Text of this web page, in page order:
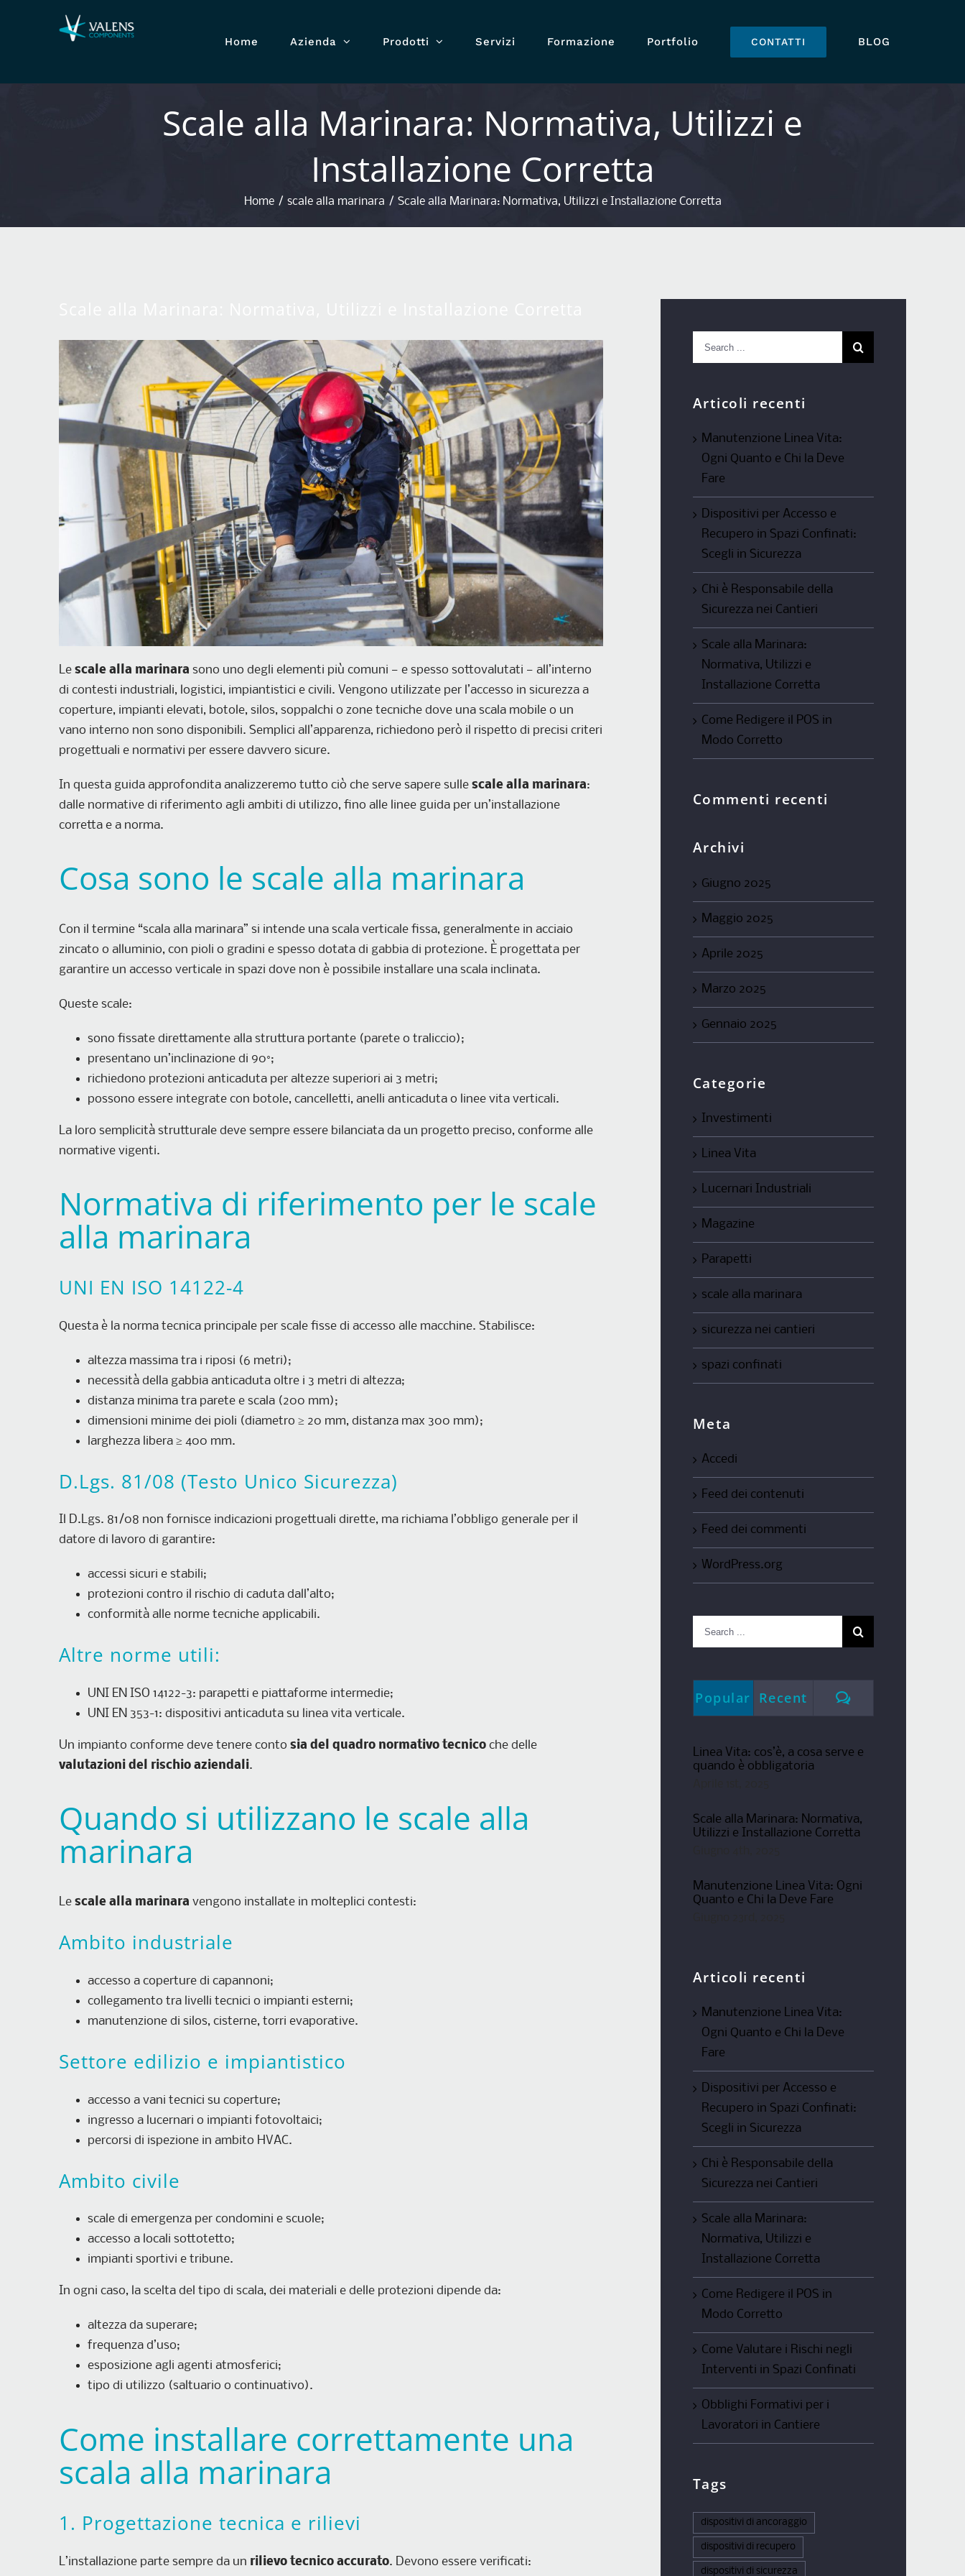
Home Azienda Prodotti Servizi Formazione Portfolio CONTATTI BLOG
Scale alla Marinara: Normativa, Utilizzi e
Installazione Corretta
Home / scale alla marinara / Scale alla Marinara: Normativa, Utilizzi e Installazione Corretta
Le scale alla marinara sono uno degli elementi più comuni — e spesso sottovalutati — all’interno
di contesti industriali, logistici, impiantistici e civili. Vengono utilizzate per l’accesso in sicurezza a
coperture, impianti elevati, botole, silos, soppalchi o zone tecniche dove una scala mobile o un
vano interno non sono disponibili. Semplici all’apparenza, richiedono però il rispetto di precisi criteri
progettuali e normativi per essere davvero sicure.
In questa guida approfondita analizzeremo tutto ciò che serve sapere sulle scale alla marinara:
dalle normative di riferimento agli ambiti di utilizzo, fino alle linee guida per un’installazione
corretta e a norma.
Cosa sono le scale alla marinara
Con il termine “scala alla marinara” si intende una scala verticale fissa, generalmente in acciaio
zincato o alluminio, con pioli o gradini e spesso dotata di gabbia di protezione. È progettata per
garantire un accesso verticale in spazi dove non è possibile installare una scala inclinata.
Queste scale:
sono fissate direttamente alla struttura portante (parete o traliccio);
presentano un’inclinazione di 90°;
richiedono protezioni anticaduta per altezze superiori ai 3 metri;
possono essere integrate con botole, cancelletti, anelli anticaduta o linee vita verticali.
La loro semplicità strutturale deve sempre essere bilanciata da un progetto preciso, conforme alle
normative vigenti.
Normativa di riferimento per le scale
alla marinara
UNI EN ISO 14122-4
Questa è la norma tecnica principale per scale fisse di accesso alle macchine. Stabilisce:
altezza massima tra i riposi (6 metri);
necessità della gabbia anticaduta oltre i 3 metri di altezza;
distanza minima tra parete e scala (200 mm);
dimensioni minime dei pioli (diametro ≥ 20 mm, distanza max 300 mm);
larghezza libera ≥ 400 mm.
D.Lgs. 81/08 (Testo Unico Sicurezza)
Il D.Lgs. 81/08 non fornisce indicazioni progettuali dirette, ma richiama l’obbligo generale per il
datore di lavoro di garantire:
accessi sicuri e stabili;
protezioni contro il rischio di caduta dall’alto;
conformità alle norme tecniche applicabili.
Altre norme utili:
UNI EN ISO 14122-3: parapetti e piattaforme intermedie;
UNI EN 353-1: dispositivi anticaduta su linea vita verticale.
Un impianto conforme deve tenere conto sia del quadro normativo tecnico che delle
valutazioni del rischio aziendali.
Quando si utilizzano le scale alla
marinara
Le scale alla marinara vengono installate in molteplici contesti:
Ambito industriale
accesso a coperture di capannoni;
collegamento tra livelli tecnici o impianti esterni;
manutenzione di silos, cisterne, torri evaporative.
Settore edilizio e impiantistico
accesso a vani tecnici su coperture;
ingresso a lucernari o impianti fotovoltaici;
percorsi di ispezione in ambito HVAC.
Ambito civile
scale di emergenza per condomini e scuole;
accesso a locali sottotetto;
impianti sportivi e tribune.
In ogni caso, la scelta del tipo di scala, dei materiali e delle protezioni dipende da:
altezza da superare;
frequenza d’uso;
esposizione agli agenti atmosferici;
tipo di utilizzo (saltuario o continuativo).
Come installare correttamente una
scala alla marinara
1. Progettazione tecnica e rilievi
L’installazione parte sempre da un rilievo tecnico accurato. Devono essere verificati:
Search
for:
Articoli recenti
Manutenzione Linea Vita:
Ogni Quanto e Chi la Deve
Fare
Dispositivi per Accesso e
Recupero in Spazi Confinati:
Scegli in Sicurezza
Chi è Responsabile della
Sicurezza nei Cantieri
Scale alla Marinara:
Normativa, Utilizzi e
Installazione Corretta
Come Redigere il POS in
Modo Corretto
Commenti recenti
Archivi
Giugno 2025
Maggio 2025
Aprile 2025
Marzo 2025
Gennaio 2025
Categorie
Investimenti
Linea Vita
Lucernari Industriali
Magazine
Parapetti
scale alla marinara
sicurezza nei cantieri
spazi confinati
Meta
Accedi
Feed dei contenuti
Feed dei commenti
WordPress.org
Search
for:
Popular Recent Comments
Linea Vita: cos’è, a cosa serve e
quando è obbligatoria
Scale alla Marinara: Normativa,
Utilizzi e Installazione Corretta
Manutenzione Linea Vita: Ogni
Quanto e Chi la Deve Fare
Articoli recenti
Manutenzione Linea Vita:
Ogni Quanto e Chi la Deve
Fare
Dispositivi per Accesso e
Recupero in Spazi Confinati:
Scegli in Sicurezza
Chi è Responsabile della
Sicurezza nei Cantieri
Scale alla Marinara:
Normativa, Utilizzi e
Installazione Corretta
Come Redigere il POS in
Modo Corretto
Come Valutare i Rischi negli
Interventi in Spazi Confinati
Obblighi Formativi per i
Lavoratori in Cantiere
Tags
dispositivi di ancoraggio
dispositivi di recupero
dispositivi di sicurezza